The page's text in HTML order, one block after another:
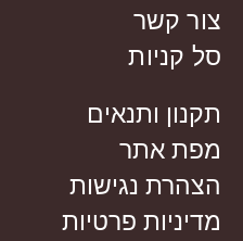
צור קשר
סל קניות
תקנון ותנאים
מפת אתר
הצהרת נגישות
מדיניות פרטיות